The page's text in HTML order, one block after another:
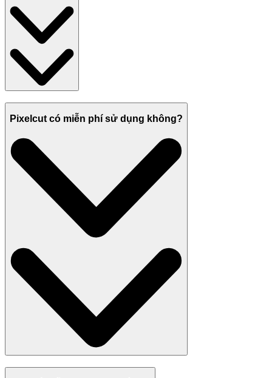
Pixelcut có miễn phí sử dụng không?